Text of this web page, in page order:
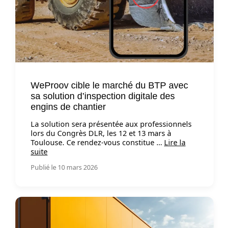
WeProov cible le marché du BTP avec
sa solution d’inspection digitale des
engins de chantier
La solution sera présentée aux professionnels
lors du Congrès DLR, les 12 et 13 mars à
Toulouse. Ce rendez-vous constitue … Lire la
suite
Publié le 10 mars 2026